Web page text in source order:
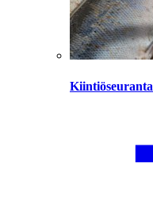
Kiintiöseuranta